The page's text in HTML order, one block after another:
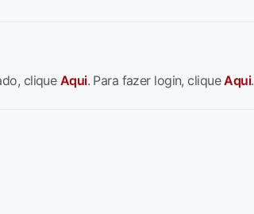
cliqueAqui. Para fazer login, cliqueAqui.